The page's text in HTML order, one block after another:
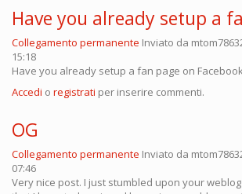
Have you already setup a
Collegamento permanente Inviato da
15:18
Have you already setup a fan page on
Accedi o registrati per inserire commenti.
OG
Collegamento permanente Inviato da
07:46
Very nice post. I just stumbled upon your